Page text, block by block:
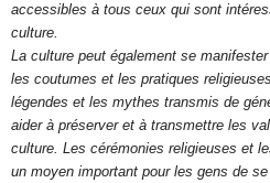
accessibles à tous ceux qui sont
culture.
La culture peut également se
les coutumes et les pratiques
légendes et les mythes transmis de
aider à préserver et à transmettre les
culture. Les cérémonies religieuses et
un moyen important pour les gens de